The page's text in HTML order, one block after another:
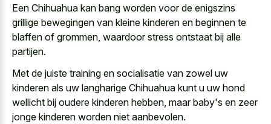
Een Chihuahua kan bang worden voor de enigszins
grillige bewegingen van kleine kinderen en beginnen te
blaffen of grommen, waardoor stress ontstaat bij alle
partijen.
Met de juiste training en socialisatie van zowel uw
kinderen als uw langharige Chihuahua kunt u uw hond
wellicht bij oudere kinderen hebben, maar baby's en zeer
jonge kinderen worden niet aanbevolen.